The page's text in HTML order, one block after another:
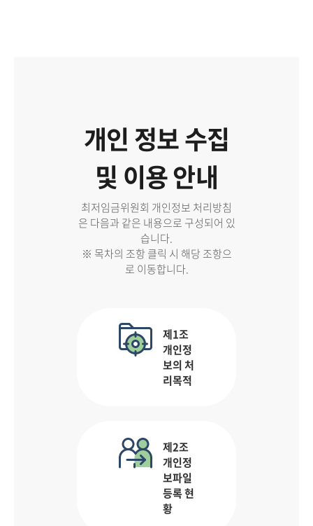
개인 정보 수집
및 이용 안내
최저임금위원회 개인정보 처리방침
은 다음과 같은 내용으로 구성되어 있
습니다.
※ 목차의 조항 클릭 시 해당 조항으
로 이동합니다.
제1조
개인정
보의 처
리목적
제2조
개인정
보파일
등록 현
황